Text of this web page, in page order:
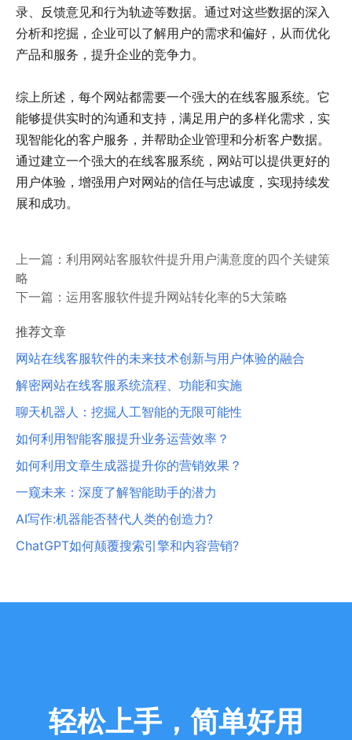
录、反馈意见和行为轨迹等数据。通过对这些数据的深入
分析和挖掘，企业可以了解用户的需求和偏好，从而优化
产品和服务，提升企业的竞争力。
综上所述，每个网站都需要一个强大的在线客服系统。它
能够提供实时的沟通和支持，满足用户的多样化需求，实
现智能化的客户服务，并帮助企业管理和分析客户数据。
通过建立一个强大的在线客服系统，网站可以提供更好的
用户体验，增强用户对网站的信任与忠诚度，实现持续发
展和成功。
上一篇： 利用网站客服软件提升用户满意度的四个关键策
略
下一篇： 运用客服软件提升网站转化率的5大策略
推荐文章
网站在线客服软件的未来技术创新与用户体验的融合
解密网站在线客服系统流程、功能和实施
聊天机器人：挖掘人工智能的无限可能性
如何利用智能客服提升业务运营效率？
如何利用文章生成器提升你的营销效果？
一窥未来：深度了解智能助手的潜力
AI写作:机器能否替代人类的创造力?
ChatGPT如何颠覆搜索引擎和内容营销?
轻松上手，简单好用